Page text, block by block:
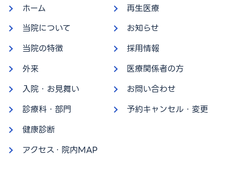
ホーム
当院について
当院の特徴
外来
入院・お見舞い
診療科・部門
健康診断
アクセス・院内MAP
再生医療
お知らせ
採用情報
医療関係者の方
お問い合わせ
予約キャンセル・変更